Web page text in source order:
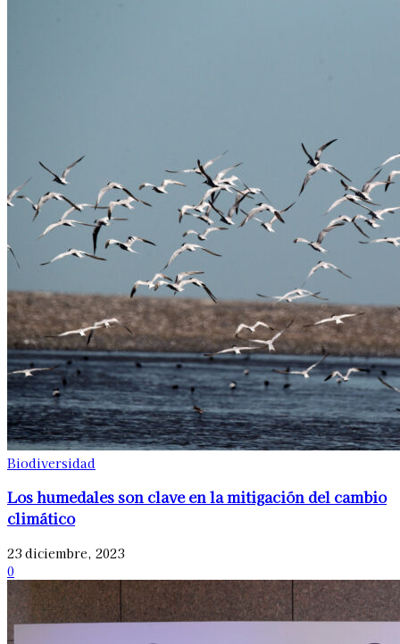
Biodiversidad
Los humedales son clave en la mitigación del cambio
climático
23 diciembre, 2023
0